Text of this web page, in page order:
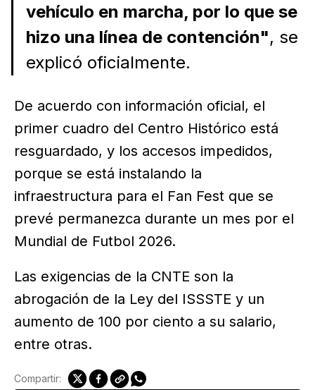
vehículo en marcha, por lo que se
hizo una línea de contención", se
explicó oficialmente.
De acuerdo con información oficial, el
primer cuadro del Centro Histórico está
resguardado, y los accesos impedidos,
porque se está instalando la
infraestructura para el Fan Fest que se
prevé permanezca durante un mes por el
Mundial de Futbol 2026.
Las exigencias de la CNTE son la
abrogación de la Ley del ISSSTE y un
aumento de 100 por ciento a su salario,
entre otras.
Compartir: